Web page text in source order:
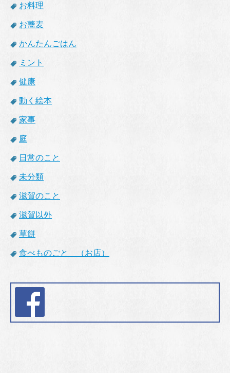
お料理
お蕎麦
かんたんごはん
ミント
健康
動く絵本
家事
庭
日常のこと
未分類
滋賀のこと
滋賀以外
草餅
食べものごと （お店）